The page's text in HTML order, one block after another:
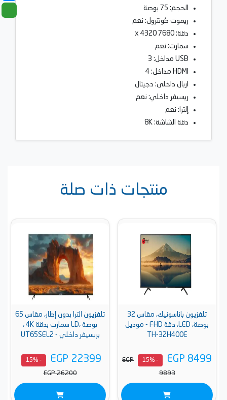
الحجم: 75 بوصة
ريموت كونترول: نعم
دقة: 7680 x 4320
سمارت: نعم
USB مداخل: 3
HDMI مداخل: 4
اريال داخلى: دجيتال
ريسيفر داخلي: نعم
إلترا: نعم
دقة الشاشة: 8K
منتجات ذات صلة
تلفزيون باناسونيك، مقاس 32
بوصة، LED، دقة FHD - موديل
TH-32H400E
EGP 8499
- 15%
EGP
9893
تلفزيون الترا بدون إطار، مقاس 65
بوصة ،LD سمارت بدقة 4K ،
بريسيفر داخلي - UT65SEL2
EGP 22399
- 15%
EGP 26200